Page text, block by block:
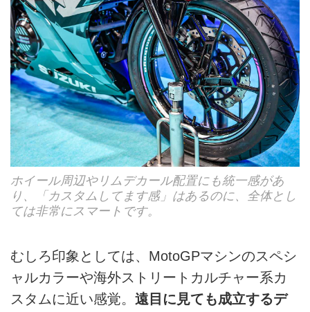
ホイール周辺やリムデカール配置にも統一感があ
り、「カスタムしてます感」はあるのに、全体とし
ては非常にスマートです。
むしろ印象としては、MotoGPマシンのスペシ
ャルカラーや海外ストリートカルチャー系カ
スタムに近い感覚。 遠目に見ても成立するデ